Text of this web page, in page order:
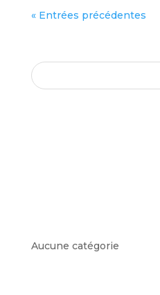
« Entrées précédentes
Aucune catégorie